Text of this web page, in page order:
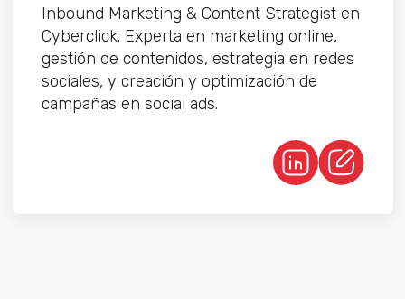
Inbound Marketing & Content Strategist en
Cyberclick. Experta en marketing online,
gestión de contenidos, estrategia en redes
sociales, y creación y optimización ​de ​
campañas ​en ​social ​ads.